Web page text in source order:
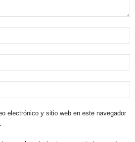
electrónico y sitio web en este navegador